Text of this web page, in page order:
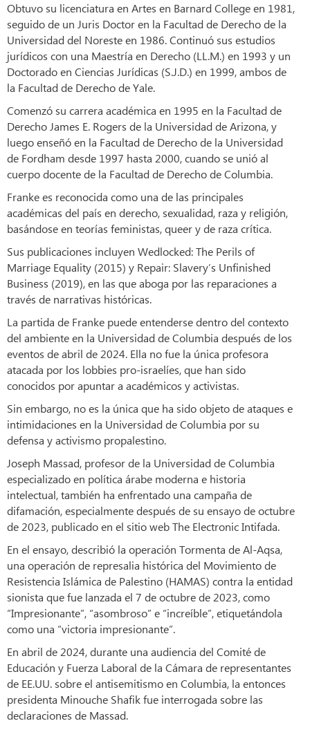
Obtuvo su licenciatura en Artes en Barnard College en 1981,
seguido de un Juris Doctor en la Facultad de Derecho de la
Universidad del Noreste en 1986. Continuó sus estudios
jurídicos con una Maestría en Derecho (LL.M.) en 1993 y un
Doctorado en Ciencias Jurídicas (S.J.D.) en 1999, ambos de
la Facultad de Derecho de Yale.
Comenzó su carrera académica en 1995 en la Facultad de
Derecho James E. Rogers de la Universidad de Arizona, y
luego enseñó en la Facultad de Derecho de la Universidad
de Fordham desde 1997 hasta 2000, cuando se unió al
cuerpo docente de la Facultad de Derecho de Columbia.
Franke es reconocida como una de las principales
académicas del país en derecho, sexualidad, raza y religión,
basándose en teorías feministas, queer y de raza crítica.
Sus publicaciones incluyen Wedlocked: The Perils of
Marriage Equality (2015) y Repair: Slavery’s Unfinished
Business (2019), en las que aboga por las reparaciones a
través de narrativas históricas.
La partida de Franke puede entenderse dentro del contexto
del ambiente en la Universidad de Columbia después de los
eventos de abril de 2024. Ella no fue la única profesora
atacada por los lobbies pro-israelíes, que han sido
conocidos por apuntar a académicos y activistas.
Sin embargo, no es la única que ha sido objeto de ataques e
intimidaciones en la Universidad de Columbia por su
defensa y activismo propalestino.
Joseph Massad, profesor de la Universidad de Columbia
especializado en política árabe moderna e historia
intelectual, también ha enfrentado una campaña de
difamación, especialmente después de su ensayo de octubre
de 2023, publicado en el sitio web The Electronic Intifada.
En el ensayo, describió la operación Tormenta de Al-Aqsa,
una operación de represalia histórica del Movimiento de
Resistencia Islámica de Palestino (HAMAS) contra la entidad
sionista que fue lanzada el 7 de octubre de 2023, como
“Impresionante”, “asombroso” e “increíble”, etiquetándola
como una “victoria impresionante”.
En abril de 2024, durante una audiencia del Comité de
Educación y Fuerza Laboral de la Cámara de representantes
de EE.UU. sobre el antisemitismo en Columbia, la entonces
presidenta Minouche Shafik fue interrogada sobre las
declaraciones de Massad.